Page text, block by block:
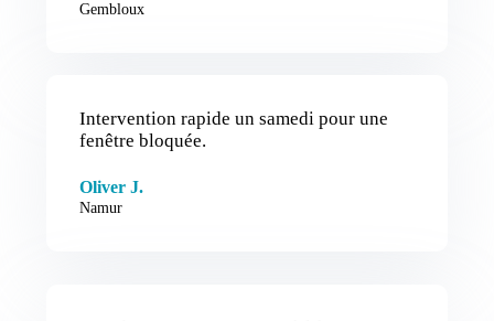
Gembloux
Intervention rapide un samedi pour une
fenêtre bloquée.
Oliver J.
Namur